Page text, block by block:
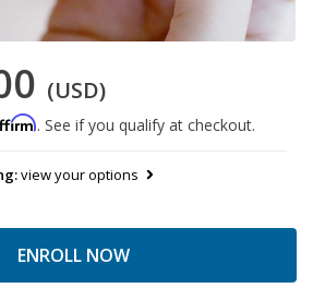
(USD)
. See if you qualify at checkout.
view your options
ENROLL NOW